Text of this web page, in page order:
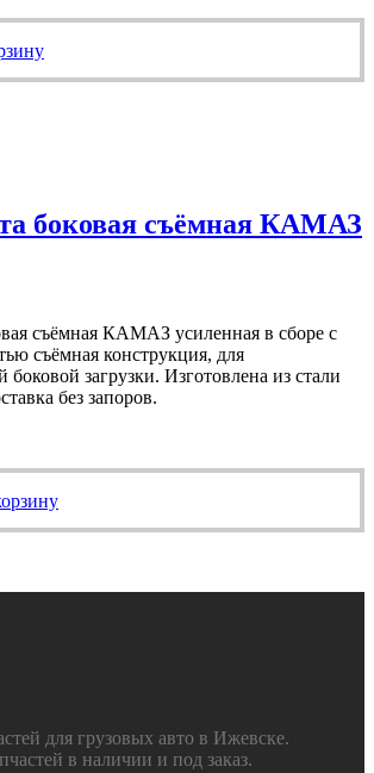
боковая съёмная КАМАЗ
съёмная КАМАЗ усиленная в сборе с
съёмная конструкция, для
боковой загрузки. Изготовлена из стали
без запоров.
для грузовых авто в Ижевске.
в наличии и под заказ.